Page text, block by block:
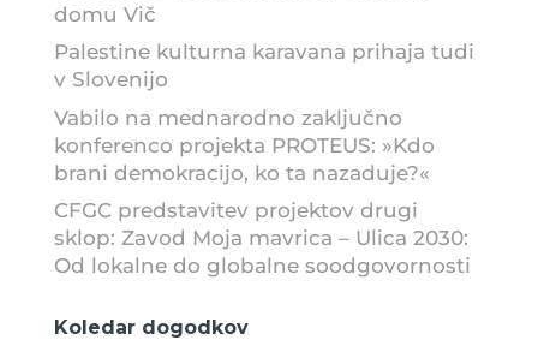
domu Vič
Palestine kulturna karavana prihaja tudi
v Slovenijo
Vabilo na mednarodno zaključno
konferenco projekta PROTEUS: »Kdo
brani demokracijo, ko ta nazaduje?«
CFGC predstavitev projektov drugi
sklop: Zavod Moja mavrica – Ulica 2030:
Od lokalne do globalne soodgovornosti
Koledar dogodkov